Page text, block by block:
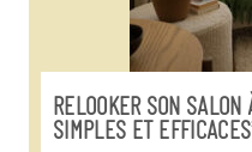
RELOOKER SON
SIMPLES ET